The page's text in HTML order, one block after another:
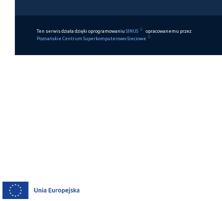
Ten serwis działa dzięki oprogramowaniu SINUS
opracowanemu przez
Poznańskie Centrum Superkomputerowo-Sieciowe